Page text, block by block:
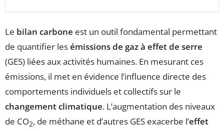
Le bilan carbone est un outil fondamental permettant
de quantifier lesémissions de gaz à effet de serre
(GES) liées aux activités humaines. En mesurant ces
émissions, il met en évidence l’influence directe des
comportements individuels et collectifs sur le
changement climatique. L’augmentation des niveaux
de CO2, de méthane et d’autres GES exacerbe l’effet